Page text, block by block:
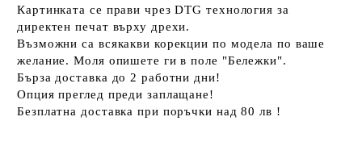
Картинката се прави чрез DTG технология за
директен печат върху дрехи.
Възможни са всякакви корекции по модела по ваше
желание. Моля опишете ги в поле "Бележки".
Бърза доставка до 2 работни дни!
Опция преглед преди заплащане!
Безплатна доставка при поръчки над 80 лв !